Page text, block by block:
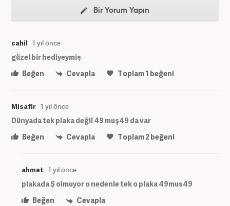
Bir Yorum Yapın
cahil 1 yıl önce
güzel bir hediyeymiş
Beğen
Cevapla Toplam1 beğeni
Misafir 1 yıl önce
Dünyada tek plaka değil 49 muş49 da var
Beğen
Cevapla Toplam2beğeni
ahmet 1 yıl önce
plakada Ş olmuyor o nedenle tek o plaka 49mus49
Beğen
Cevapla